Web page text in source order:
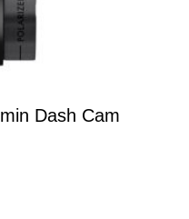
Dash Cam